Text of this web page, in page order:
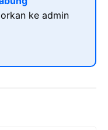
ke admin